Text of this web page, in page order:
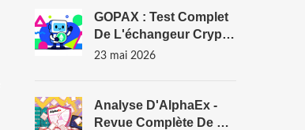
GOPAX : Test Complet
De L'échangeur Crypto
Coréen (Frais, Sécurité,
23 mai 2026
Analyse D'AlphaEx -
Revue Complète De La